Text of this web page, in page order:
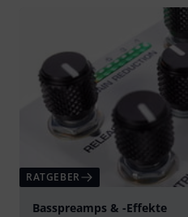
RATGEBER
Basspreamps & -Effekte